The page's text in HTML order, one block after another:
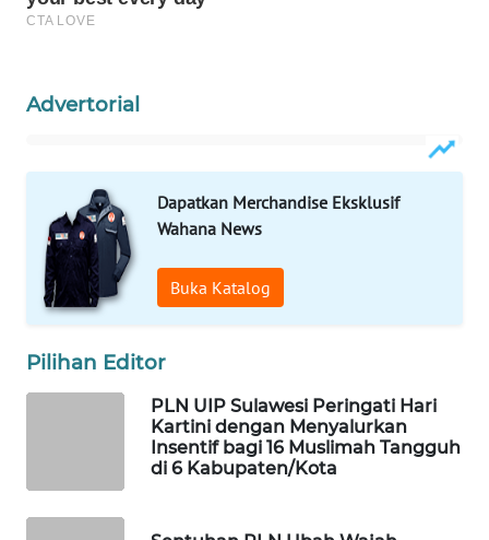
Advertorial
Dapatkan Merchandise Eksklusif
Wahana News
Buka Katalog
Pilihan Editor
PLN UIP Sulawesi Peringati Hari
Kartini dengan Menyalurkan
Insentif bagi 16 Muslimah Tangguh
di 6 Kabupaten/Kota
WAHANA
WAHANA
DESA
WAHANA
Wahana
Network
KONSUMEN
WALINKI